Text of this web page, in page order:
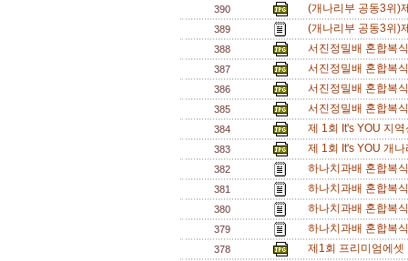
390 (개나리부 공동3위)
389 (개나리부 공동3위)
388 서진정밀배 혼합복
387 서진정밀배 혼합복
386 서진정밀배 혼합복
385 서진정밀배 혼합복
384 제 1회 It's YOU 지
383 제 1회 It's YOU 개
382 하나치과배 혼합복
381 하나치과배 혼합복
380 하나치과배 혼합복
379 하나치과배 혼합복
378 제1회 프리미엄에